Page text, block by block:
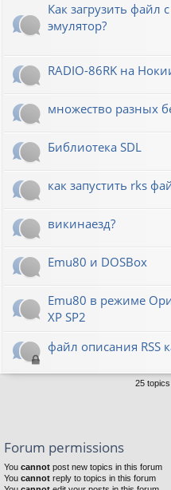
Как загрузить файл
эмулятор?
RADIO-86RK на
множество разных
Библиотека SDL
как запустить rks
викинаезд?
Emu80 и DOSBox
Emu80 в режиме
XP SP2
файл описания RSS
25 topics
Forum permissions
You cannot post new topics in this forum
You cannot reply to topics in this forum